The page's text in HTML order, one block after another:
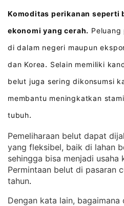
Komoditas perikanan seperti
ekonomi yang cerah.
di dalam negeri maupun
dan Korea. Selain memiliki
belut juga sering dikonsumsi
membantu meningkatkan
tubuh.
Pemeliharaan belut dapat
yang fleksibel, baik di lahan
sehingga bisa menjadi usaha
Permintaan belut di pasaran
tahun.
Dengan kata lain,